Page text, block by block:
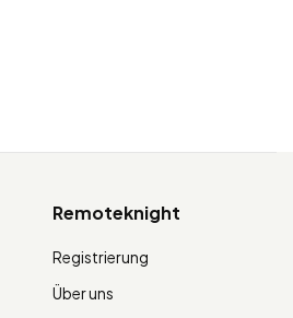
Remoteknight
Registrierung
Über uns